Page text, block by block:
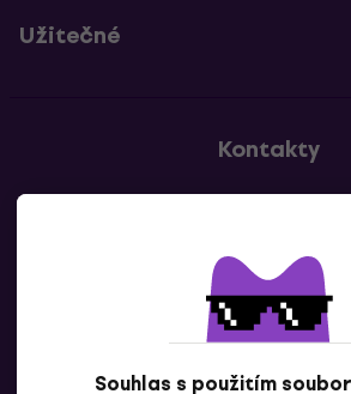
Souhlas s použitím
Užitečné
Kontakty
Kontaktuj nás